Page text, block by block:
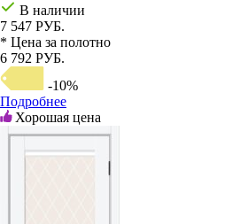
В наличии
7 547 РУБ.
* Цена за полотно
6 792 РУБ.
-10%
Подробнее
Хорошая цена